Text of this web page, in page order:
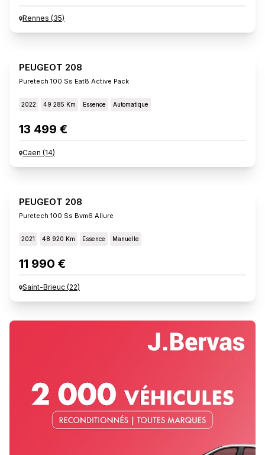
Rennes (35)
PEUGEOT 208
Puretech 100 Ss Eat8 Active Pack
2022 49 285 Km Essence Automatique
13 499 €
Caen (14)
PEUGEOT 208
Puretech 100 Ss Bvm6 Allure
2021 48 920 Km Essence Manuelle
11 990 €
Saint-Brieuc (22)